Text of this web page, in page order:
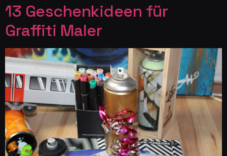
13 Geschenkideen für
Graffiti Maler